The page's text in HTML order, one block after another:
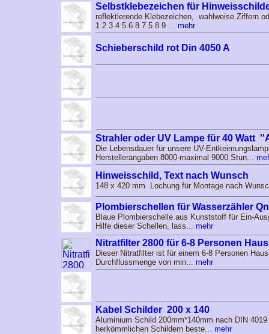
Selbstklebezeichen für
reflektierende Klebezeichen, wahlweise Ziffern
1 2 3 4 5 6 8 7 5 8 9 ... mehr
Schieberschild rot Din 4050 A
Strahler oder UV Lampe für 40 Watt
Die Lebensdauer für unsere UV-
Herstellerangaben 8000-maximal 9000 Stun...
Hinweisschild, Text nach Wunsch
148 x 420 mm Lochung für Montage nach
Plombierschellen für Wasserzähler
Blaue Plombierschelle aus Kunststoff für Ein-
Hilfe dieser Schellen, lass... mehr
Nitratfilter 2800 für 6-8 Personen
Dieser Nitratfilter ist für einem 6-8 Personen
Durchflussmenge von min... mehr
Kabel Schilder 200 x 140
Aluminium Schild 200mm*140mm nach DIN
herkömmlichen Schildern beste... mehr